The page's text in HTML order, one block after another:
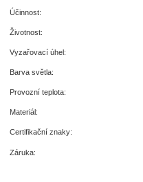
Účinnost:
Životnost:
Vyzařovací úhel:
Barva světla:
Provozní teplota:
Materiál:
Certifikační znaky:
Záruka: